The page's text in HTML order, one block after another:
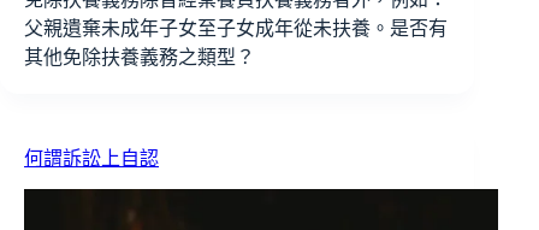
父親遺棄未成年子女至子女成年從未扶養。是否有
其他免除扶養義務之類型？
何謂訴訟上自認